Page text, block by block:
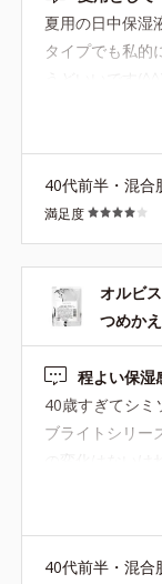
●Wシールドヴェ
大気中のちり・ほ
*1 Ｌ－アスコル
２－グルコシド、
*3 γ－グルタミン
ルホスホリルコリ
夏用の日中保湿
タイプでも私的
40代前半・混合
満足度
オルビ
つめか
程よい保湿
40歳すぎてシミ
ブライトシリー
の変化はない
てるからか、
も発売してくれ
40代前半・混合